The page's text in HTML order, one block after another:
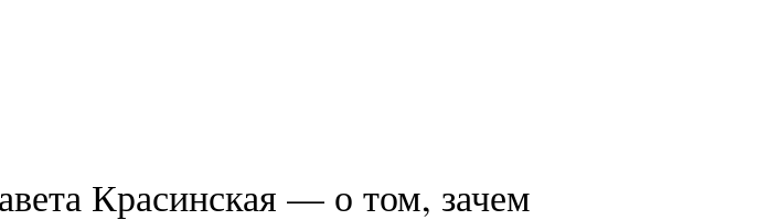
Красинская — о том, зачем